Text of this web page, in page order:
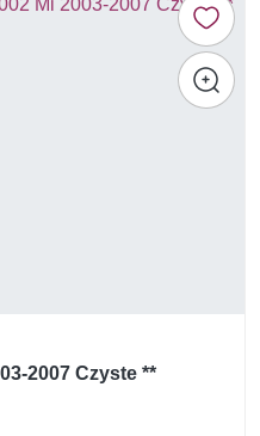
2007 Czyste **